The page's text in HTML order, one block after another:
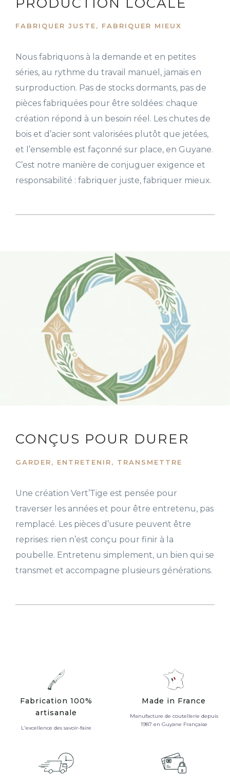
FABRIQUER JUSTE, FABRIQUER MIEUX
Nous fabriquons à la demande et en petites
séries, au rythme du travail manuel, jamais en
surproduction. Pas de stocks dormants, pas de
pièces fabriquées pour être soldées: chaque
création répond à un besoin réel. Les chutes de
bois et d’acier sont valorisées plutôt que jetées,
et l’ensemble est façonné sur place, en Guyane.
C’est notre manière de conjuguer exigence et
responsabilité : fabriquer juste, fabriquer mieux.
CONÇUS POUR DURER
GARDER, ENTRETENIR, TRANSMETTRE
Une création Vert’Tige est pensée pour
traverser les années et pour être entretenu, pas
remplacé. Les pièces d’usure peuvent être
reprises: rien n’est conçu pour finir à la
poubelle. Entretenu simplement, un bien qui se
transmet et accompagne plusieurs générations.
Fabrication 100%
artisanale
L'excellence des savoir-faire
Made in France
Manufacture de coutellerie depuis
1987 en Guyane Française